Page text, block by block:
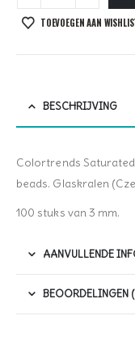
TOEVOEGEN AAN
BESCHRIJVING
Colortrends
beads. Glaskralen
100 stuks van 3 mm.
AANVULLENDE
BEOORDELINGEN